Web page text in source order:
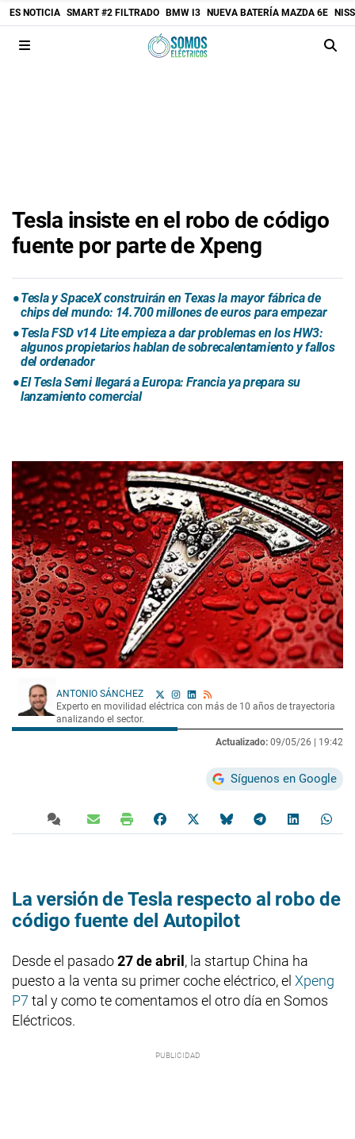
ES NOTICIA SMART #2 FILTRADO BMW I3 NUEVA BATERÍA MAZDA 6E
Tesla insiste en el robo de código
fuente por parte de Xpeng
Tesla y SpaceX construirán en Texas la mayor fábrica de
chips del mundo: 14.700 millones de euros para empezar
Tesla FSD v14 Lite empieza a dar problemas en los HW3:
algunos propietarios hablan de sobrecalentamiento y fallos
del ordenador
El Tesla Semi llegará a Europa: Francia ya prepara su
lanzamiento comercial
ANTONIO SÁNCHEZ
Experto en movilidad eléctrica con más de 10 años de trayectoria
analizando el sector.
Actualizado: 09/05/26 | 19:42
Síguenos en Google
La versión de Tesla respecto al robo de
código fuente del Autopilot
Desde el pasado27 de abril , la startup China ha
puesto a la venta su primer coche eléctrico, el Xpeng
P7 tal y como te comentamos el otro día en Somos
Eléctricos.